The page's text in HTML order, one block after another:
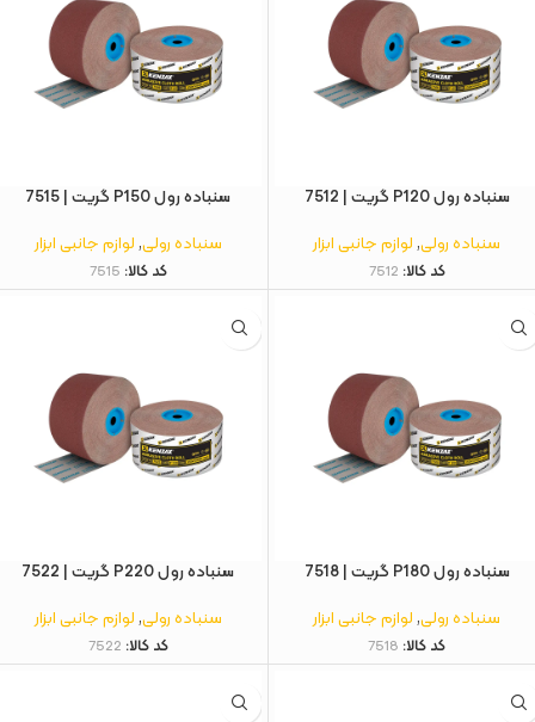
سنباده رول P120 گریت | 7512
سنباده رولی,لوازم جانبی ابزار
کد کالا: 7512
سنباده رول P150 گریت | 7515
سنباده رولی,لوازم جانبی ابزار
کد کالا: 7515
سنباده رول P180 گریت | 7518
سنباده رولی,لوازم جانبی ابزار
کد کالا: 7518
سنباده رول P220 گریت | 7522
سنباده رولی,لوازم جانبی ابزار
کد کالا: 7522